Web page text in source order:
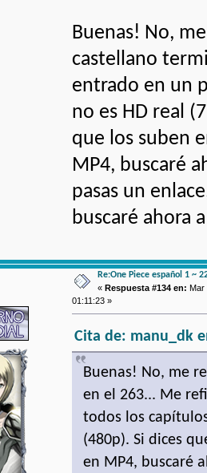
Buenas! No,
castellano
entrado en un
no es HD real
que los suben
MP4, buscaré
pasas un
buscaré ahora
Re:One Piece español 1 ~
« Respuesta #134 en: Mar
01:11:23 »
Cita de: manu_dk
Buenas! No, me
en el 263... Me
todos los
(480p). Si dices
en MP4, buscaré